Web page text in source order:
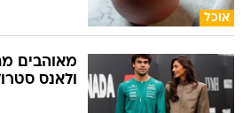
אוכל
מאוהבים
ולאנס